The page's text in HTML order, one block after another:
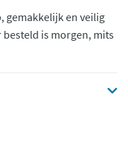
gemakkelijk en veilig
is morgen, mits